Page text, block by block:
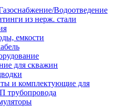
Водоотведение
из нерж. стали
емкости
для скважин
и комплектующие для
трубопровода